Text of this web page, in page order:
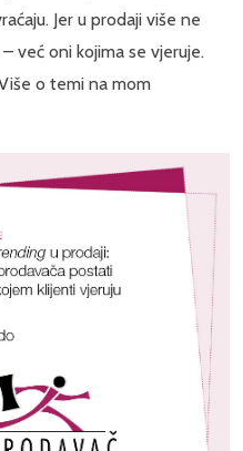
Jer u prodaji više ne
već oni kojima se vjeruje.
o temi na mom